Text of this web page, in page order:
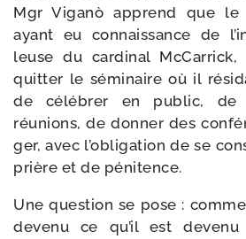
Mgr Viganò apprend que le
ayant eu connais­sance de
leuse du car­di­nal
quit­ter le sémi­naire où il
de célé­brer en public, de
réunions, de don­ner des
ger, avec l’obligation de se
prière et de pénitence.
Une ques­tion se pose :
deve­nu ce qu’il est